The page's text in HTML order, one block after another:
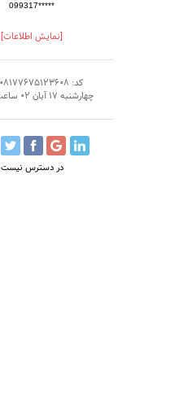
099317*****
[نمایش اطلاعات]
کد: 140208177675123608
چهارشنبه 17 آبان 02 ساعت 21:23
در دسترس نیست